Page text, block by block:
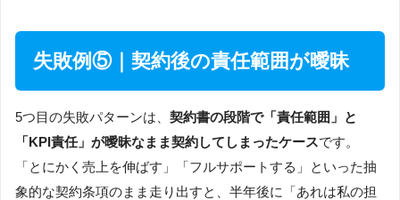
失敗例⑤｜契約後の責任範囲が曖昧
5つ目の失敗パターンは、 契約書の段階で「責任範囲」と
「KPI責任」が曖昧なまま契約してしまったケースです。
「とにかく売上を伸ばす」「フルサポートする」といった抽
象的な契約条項のまま走り出すと、半年後に「あれは私の担